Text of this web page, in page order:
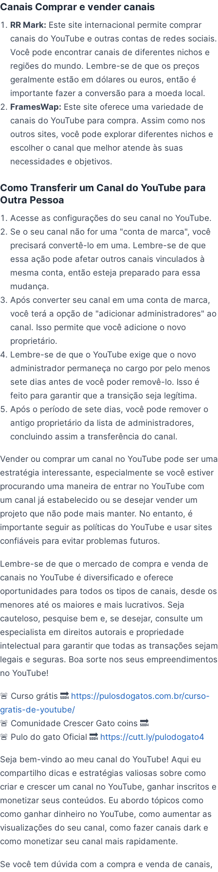
Canais Comprar e vender canais
RR Mark: Este site internacional permite comprar
canais do YouTube e outras contas de redes sociais.
Você pode encontrar canais de diferentes nichos e
regiões do mundo. Lembre-se de que os preços
geralmente estão em dólares ou euros, então é
importante fazer a conversão para a moeda local.
FramesWap: Este site oferece uma variedade de
canais do YouTube para compra. Assim como nos
outros sites, você pode explorar diferentes nichos e
escolher o canal que melhor atende às suas
necessidades e objetivos.
Como Transferir um Canal do YouTube para
Outra Pessoa
Acesse as configurações do seu canal no YouTube.
Se o seu canal não for uma "conta de marca", você
precisará convertê-lo em uma. Lembre-se de que
essa ação pode afetar outros canais vinculados à
mesma conta, então esteja preparado para essa
mudança.
Após converter seu canal em uma conta de marca,
você terá a opção de "adicionar administradores" ao
canal. Isso permite que você adicione o novo
proprietário.
Lembre-se de que o YouTube exige que o novo
administrador permaneça no cargo por pelo menos
sete dias antes de você poder removê-lo. Isso é
feito para garantir que a transição seja legítima.
Após o período de sete dias, você pode remover o
antigo proprietário da lista de administradores,
concluindo assim a transferência do canal.
Vender ou comprar um canal no YouTube pode ser uma
estratégia interessante, especialmente se você estiver
procurando uma maneira de entrar no YouTube com
um canal já estabelecido ou se desejar vender um
projeto que não pode mais manter. No entanto, é
importante seguir as políticas do YouTube e usar sites
confiáveis para evitar problemas futuros.
Lembre-se de que o mercado de compra e venda de
canais no YouTube é diversificado e oferece
oportunidades para todos os tipos de canais, desde os
menores até os maiores e mais lucrativos. Seja
cauteloso, pesquise bem e, se desejar, consulte um
especialista em direitos autorais e propriedade
intelectual para garantir que todas as transações sejam
legais e seguras. Boa sorte nos seus empreendimentos
no YouTube!
🚨 Curso grátis 🔜 https://pulosdogatos.com.br/curso-
gratis-de-youtube/
🚨 Comunidade Crescer Gato coins 🔜
🚨 Pulo do gato Oficial 🔜 https://cutt.ly/pulodogato4
Seja bem-vindo ao meu canal do YouTube! Aqui eu
compartilho dicas e estratégias valiosas sobre como
criar e crescer um canal no YouTube, ganhar inscritos e
monetizar seus conteúdos. Eu abordo tópicos como
como ganhar dinheiro no YouTube, como aumentar as
visualizações do seu canal, como fazer canais dark e
como monetizar seu canal mais rapidamente.
Se você tem dúvida com a compra e venda de canais,